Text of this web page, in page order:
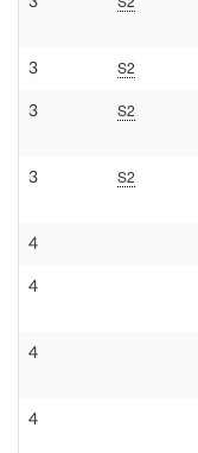
3 S2
3 S2
3 S2
4
4
4
4